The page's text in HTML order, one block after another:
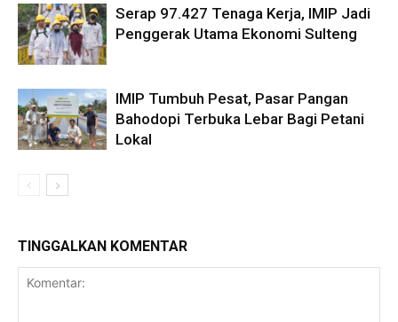
Serap 97.427 Tenaga Kerja, IMIP Jadi
Penggerak Utama Ekonomi Sulteng
IMIP Tumbuh Pesat, Pasar Pangan
Bahodopi Terbuka Lebar Bagi Petani
Lokal
TINGGALKAN KOMENTAR